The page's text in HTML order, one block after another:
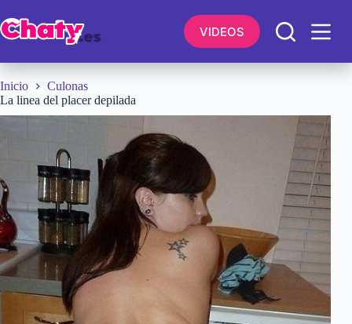
al
contenido
VIDEOS
Inicio
Culonas
La linea del placer depilada